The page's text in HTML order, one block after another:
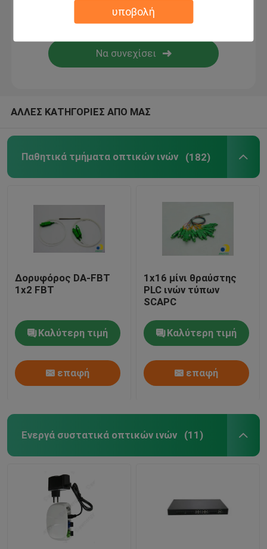
υποβολή
ΑΛΛΕΣ ΚΑΤΗΓΟΡΙΕΣ ΑΠΟ ΜΑΣ
Παθητικά τμήματα οπτικών ινών (182)
Δορυφόρος DA-FBT
1x2 FBT
Καλύτερη τιμή
επαφή
1x16 μίνι θραύστης
PLC ινών τύπων
SCAPC
Καλύτερη τιμή
επαφή
Ενεργά συστατικά οπτικών ινών (11)